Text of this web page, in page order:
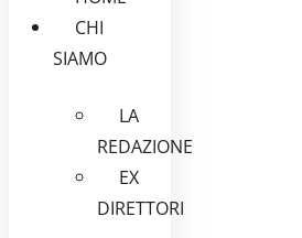
CHI
SIAMO
LA
REDAZIONE
EX
DIRETTORI